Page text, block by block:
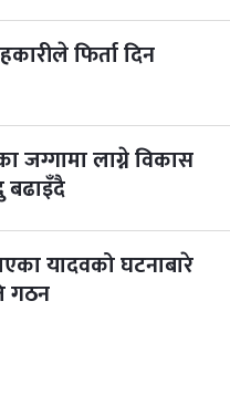
फिर्ता दिन
जग्गामा लाग्ने विकास
बढाइँदै
यादवको घटनाबारे
गठन